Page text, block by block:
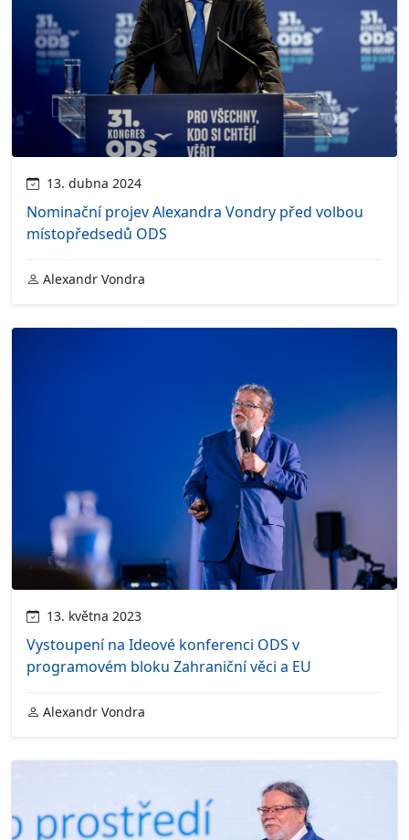
13. dubna 2024
Nominační projev Alexandra Vondry před volbou
místopředsedů ODS
Alexandr Vondra
13. května 2023
Vystoupení na Ideové konferenci ODS v
programovém bloku Zahraniční věci a EU
Alexandr Vondra